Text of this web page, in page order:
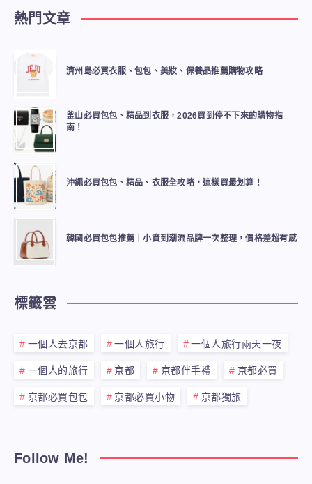
熱門文章
濟州島必買衣服、包包、美妝、保養品推薦購物攻略
釜山必買包包、精品到衣服，2026買到停不下來的購物指
南！
沖繩必買包包、精品、衣服全攻略，這樣買最划算！
韓國必買包包推薦｜小資到潮流品牌一次整理，價格差超有感
標籤雲
一個人去京都 一個人旅行 一個人旅行兩天一夜
一個人的旅行 京都 京都伴手禮 京都必買
京都必買包包 京都必買小物 京都獨旅
Follow Me!